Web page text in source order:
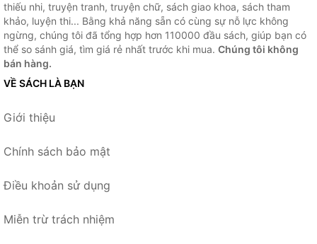
thiếu nhi, truyện tranh, truyện chữ, sách giao khoa, sách tham
khảo, luyện thi... Bằng khả năng sẵn có cùng sự nỗ lực không
ngừng, chúng tôi đã tổng hợp hơn 110000 đầu sách, giúp bạn có
thể so sánh giá, tìm giá rẻ nhất trước khi mua. Chúng tôi không
bán hàng.
VỀ SÁCH LÀ BẠN
Giới thiệu
Chính sách bảo mật
Điều khoản sử dụng
Miễn trừ trách nhiệm